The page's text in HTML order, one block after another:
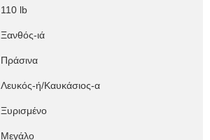
110 lb
Ξανθός-ιά
Πράσινα
Λευκός-ή/Καυκάσιος-α
Ξυρισμένο
Μεγάλο